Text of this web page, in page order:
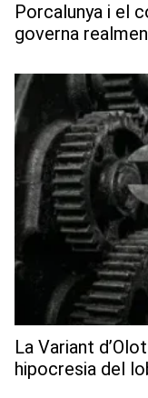
Porcalunya i el
governa
La Variant
hipocresia del